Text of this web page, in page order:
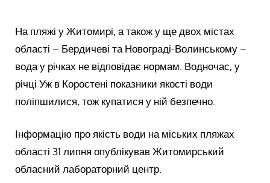
На пляжі у Житомирі, а також у ще двох містах
області – Бердичеві та Новограді-Волинському –
вода у річках не відповідає нормам. Водночас, у
річці Уж в Коростені показники якості води
поліпшилися, тож купатися у ній безпечно.
Інформацію про якість води на міських пляжах
області 31 липня опублікував Житомирський
обласний лабораторний центр.